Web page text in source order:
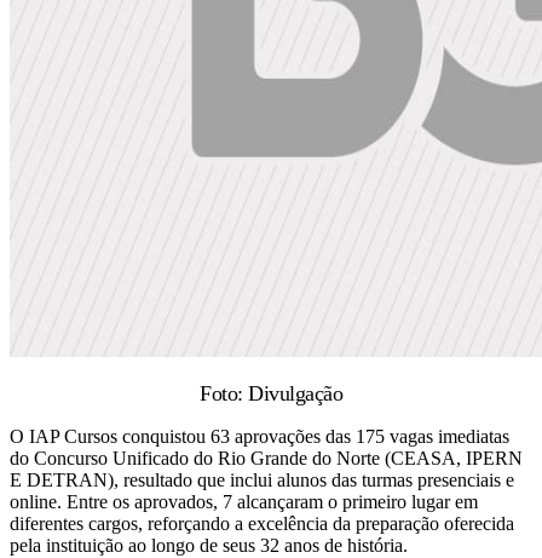
Foto: Divulgação
O IAP Cursos conquistou 63 aprovações das 175 vagas imediatas
do Concurso Unificado do Rio Grande do Norte (CEASA, IPERN
E DETRAN), resultado que inclui alunos das turmas presenciais e
online. Entre os aprovados, 7 alcançaram o primeiro lugar em
diferentes cargos, reforçando a excelência da preparação oferecida
pela instituição ao longo de seus 32 anos de história.